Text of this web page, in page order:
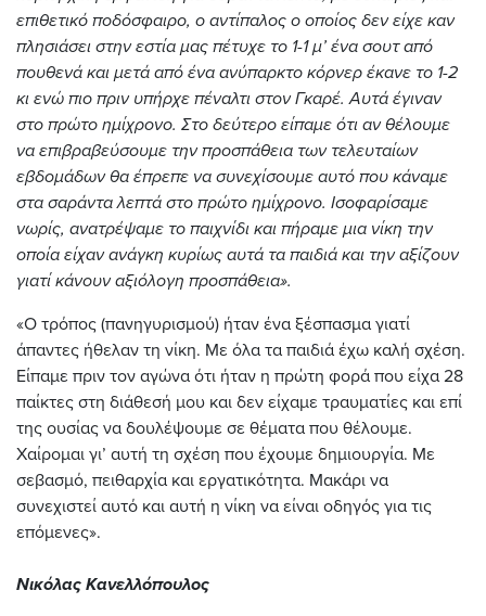
επιθετικό ποδόσφαιρο, ο αντίπαλος ο οποίος δεν είχε καν
πλησιάσει στην εστία μας πέτυχε το 1-1 μ’ ένα σουτ από
πουθενά και μετά από ένα ανύπαρκτο κόρνερ έκανε το 1-2
κι ενώ πιο πριν υπήρχε πέναλτι στον Γκαρέ. Αυτά έγιναν
στο πρώτο ημίχρονο. Στο δεύτερο είπαμε ότι αν θέλουμε
να επιβραβεύσουμε την προσπάθεια των τελευταίων
εβδομάδων θα έπρεπε να συνεχίσουμε αυτό που κάναμε
στα σαράντα λεπτά στο πρώτο ημίχρονο. Ισοφαρίσαμε
νωρίς, ανατρέψαμε το παιχνίδι και πήραμε μια νίκη την
οποία είχαν ανάγκη κυρίως αυτά τα παιδιά και την αξίζουν
γιατί κάνουν αξιόλογη προσπάθεια».
«Ο τρόπος (πανηγυρισμού) ήταν ένα ξέσπασμα γιατί
άπαντες ήθελαν τη νίκη. Με όλα τα παιδιά έχω καλή σχέση.
Είπαμε πριν τον αγώνα ότι ήταν η πρώτη φορά που είχα 28
παίκτες στη διάθεσή μου και δεν είχαμε τραυματίες και επί
της ουσίας να δουλέψουμε σε θέματα που θέλουμε.
Χαίρομαι γι’ αυτή τη σχέση που έχουμε δημιουργία. Με
σεβασμό, πειθαρχία και εργατικότητα. Μακάρι να
συνεχιστεί αυτό και αυτή η νίκη να είναι οδηγός για τις
επόμενες».
Νικόλας Κανελλόπουλος